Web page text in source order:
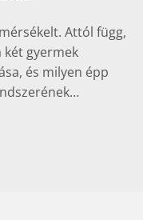
Attól függ,
két gyermek
és milyen épp